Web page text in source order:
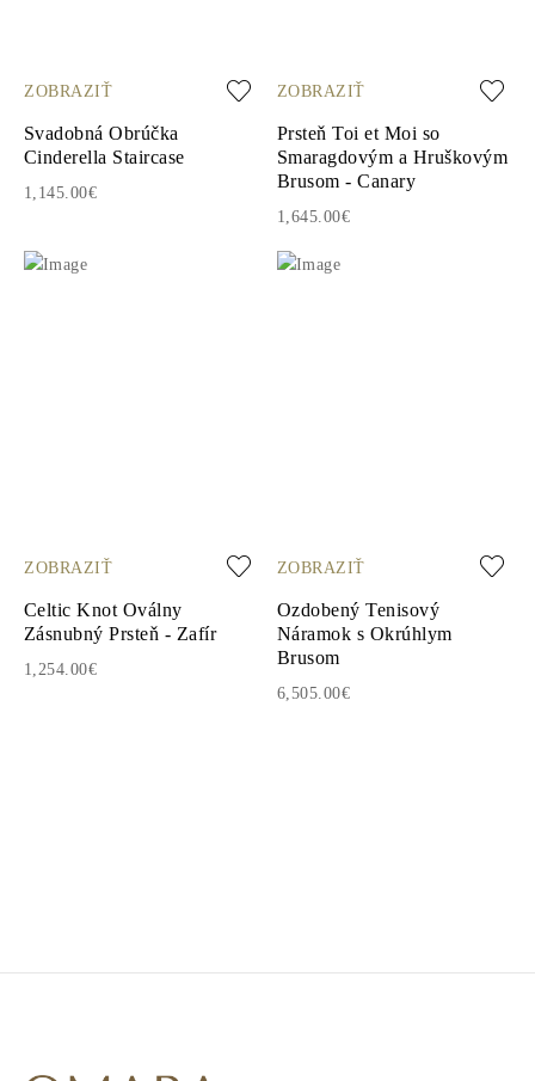
ZOBRAZIŤ
Svadobná Obrúčka
Cinderella Staircase
1,145.00€
ZOBRAZIŤ
Prsteň Toi et Moi so
Smaragdovým a Hruškovým
Brusom - Canary
1,645.00€
ZOBRAZIŤ
Celtic Knot Oválny
Zásnubný Prsteň - Zafír
1,254.00€
ZOBRAZIŤ
Ozdobený Tenisový
Náramok s Okrúhlym
Brusom
6,505.00€
7